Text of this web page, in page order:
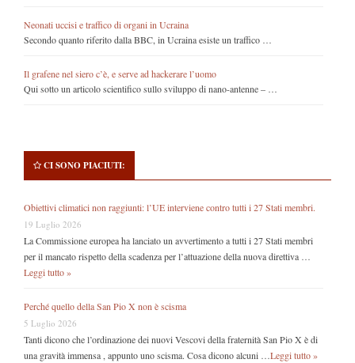
Neonati uccisi e traffico di organi in Ucraina
Secondo quanto riferito dalla BBC, in Ucraina esiste un traffico …
Il grafene nel siero c’è, e serve ad hackerare l’uomo
Qui sotto un articolo scientifico sullo sviluppo di nano-antenne – …
CI SONO PIACIUTI:
Obiettivi climatici non raggiunti: l’UE interviene contro tutti i 27 Stati membri.
19 Luglio 2026
La Commissione europea ha lanciato un avvertimento a tutti i 27 Stati membri
per il mancato rispetto della scadenza per l’attuazione della nuova direttiva …
Leggi tutto »
Perché quello della San Pio X non è scisma
5 Luglio 2026
Tanti dicono che l’ordinazione dei nuovi Vescovi della fraternità San Pio X è di
una gravità immensa , appunto uno scisma. Cosa dicono alcuni … Leggi tutto »